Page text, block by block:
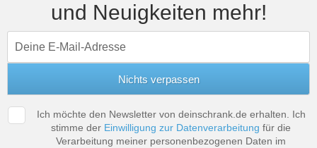
und Neuigkeiten mehr!
Ich möchte den Newsletter von deinschrank.de erhalten. Ich
stimme der Einwilligung zur Datenverarbeitung für die
Verarbeitung meiner personenbezogenen Daten im
Sofas & Schlafsofas
Tische & Bänke
Wandboards